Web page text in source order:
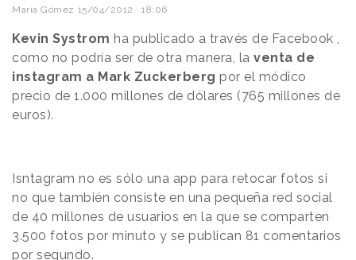
María Gómez 15/04/2012 · 18:06
Kevin Systrom ha publicado a través de Facebook ,
como no podría ser de otra manera, la venta de
instagram a Mark Zuckerberg por el módico
precio de 1.000 millones de dólares (765 millones de
euros).
Isntagram no es sólo una app para retocar fotos si
no que también consiste en una pequeña red social
de 40 millones de usuarios en la que se comparten
3.500 fotos por minuto y se publican 81 comentarios
por segundo.